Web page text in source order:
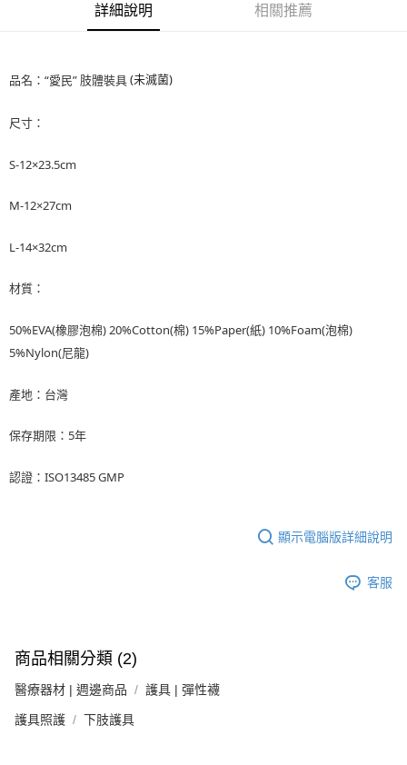
【繳款方式說明】
帳／街口支付／iPASS MONEY」等通路繳費。
1.本服務係由「台灣大哥大股份有限公司」（以下簡稱本公司）所提供，讓
2.基於同意付款使用「大哥付你分期」之契約關係目的，商店將以您的個人
由本公司與您本人進行分期帳單所需資料之確認、核對及更正。
【「AFTEE先享後付」結帳流程】
２．訂單成立數日內，您將收到繳費通知簡訊。
※ 請注意：結帳手續完成當下不需立刻繳費，但若您需要取消訂單，請聯絡
後付繳納相關費用。
客戶支援中心」
【注意事項】
權轉讓予恩沛科技股份有限公司。
https://aftee.tw/terms/#terms3
「AFTEE先享後付」，若未經同意申辦者引起之損失，本公司不負相關責
４．使用「AFTEE先享後付」時，將依據個別帳號之用戶狀況，依本公司即
５．嚴禁一人註冊多個帳號或使用他人資訊註冊。若發現惡意使用之情形，
每筆NT$80，滿NT$999(含以上)免運費
詳細說明 相關推薦
品名：“愛民” 肢體裝具(未滅菌)
尺寸：
S-12×23.5cm
M-12×27cm
L-14×32cm
材質：
50%EVA(橡膠泡棉) 20%Cotton(棉) 15%Paper(紙) 10%Foam(泡棉)
5%Nylon(尼龍)
產地：台灣
保存期限：5年
認證：ISO13485 GMP
顯示電腦版詳細說明
客服
商品相關分類 (2)
醫療器材 | 週邊商品 護具 | 彈性襪
護具照護 下肢護具